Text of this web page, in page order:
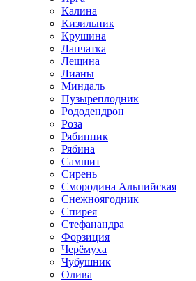
Калина
Кизильник
Крушина
Лапчатка
Лещина
Лианы
Миндаль
Пузыреплодник
Рододендрон
Роза
Рябинник
Рябина
Самшит
Сирень
Смородина Альпийская
Снежноягодник
Спирея
Стефанандра
Форзиция
Черёмуха
Чубушник
Олива